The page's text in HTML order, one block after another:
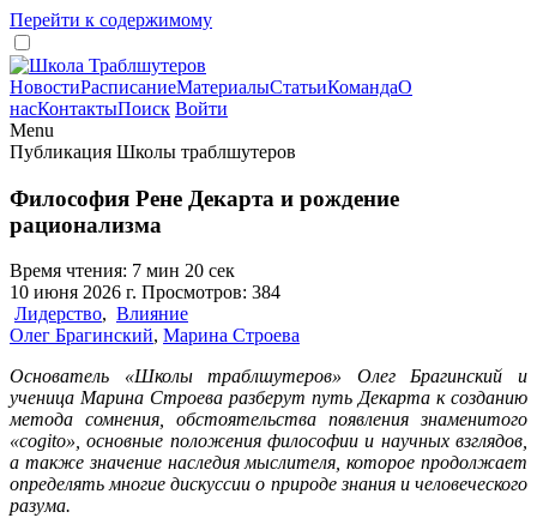
Перейти к содержимому
НовостиРасписаниеМатериалыСтатьиКомандаО
насКонтактыПоиск Войти
Menu
Публикация Школы траблшутеров
Философия Рене Декарта и рождение
рационализма
Время чтения: 7 мин 20 сек
10 июня 2026 г. Просмотров: 384
Лидерство, Влияние
Олег Брагинский, Марина Строева
Основатель «Школы траблшутеров» Олег Брагинский и
ученица Марина Строева разберут путь Декарта к созданию
метода сомнения, обстоятельства появления знаменитого
«cogito», основные положения философии и научных взглядов,
а также значение наследия мыслителя, которое продолжает
определять многие дискуссии о природе знания и человеческого
разума.